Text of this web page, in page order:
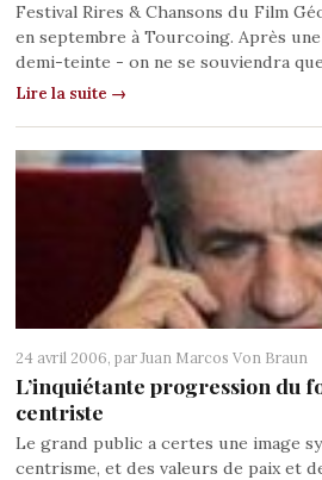
Festival Rires & Chansons du Film
en septembre à Tourcoing. Après
demi-teinte - on ne se souviendra
Lire la suite →
24 avril 2006, parJuan Marcos Von Braun
L’inquiétante progression du
centriste
Le grand public a certes une image
centrisme, et des valeurs de paix et